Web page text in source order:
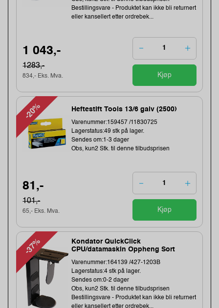
Bestillingsvare - Produktet kan ikke bli returnert
eller kansellert etter ordrebek...
1 043,-
1283,-
834,- Eks. Mva. Kjøp
-20% Heftestift Tools 13/6 galv (2500)
Varenummer:159457 /11830725
Lagerstatus:49 stk på lager.
Sendes om:1-3 dager
Obs, kun2 Stk. til denne tilbudsprisen
81,-
101,-
65,- Eks. Mva. Kjøp
-37%
Kondator QuickClick
CPU/datamaskin Oppheng Sort
Varenummer:164139 /427-1203B
Lagerstatus:4 stk på lager.
Sendes om:0-2 dager
Obs, kun2 Stk. til denne tilbudsprisen
Bestillingsvare - Produktet kan ikke bli returnert
eller kansellert etter ordrebek...